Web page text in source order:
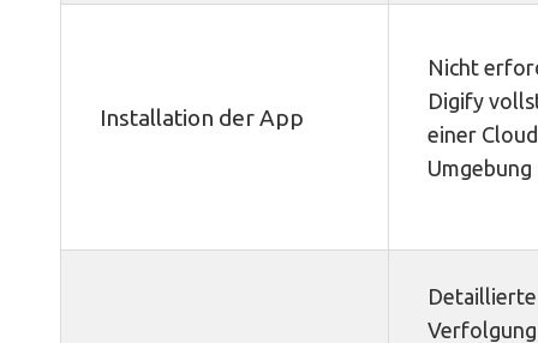
Installation der App
Nicht
Digify
einer